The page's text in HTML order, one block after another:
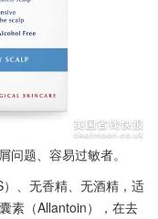
题、容易过敏者。
、无香精、无酒精，适
素（Allantoin），在去